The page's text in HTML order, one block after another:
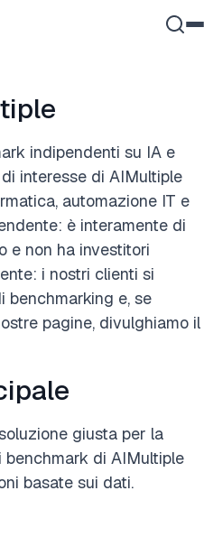
indipendenti su IA e
interesse di AIMultiple
automazione IT e
è interamente di
e non ha investitori
i nostri clienti si
benchmarking e, se
pagine, divulghiamo il
giusta per la
di AIMultiple
basate sui dati.